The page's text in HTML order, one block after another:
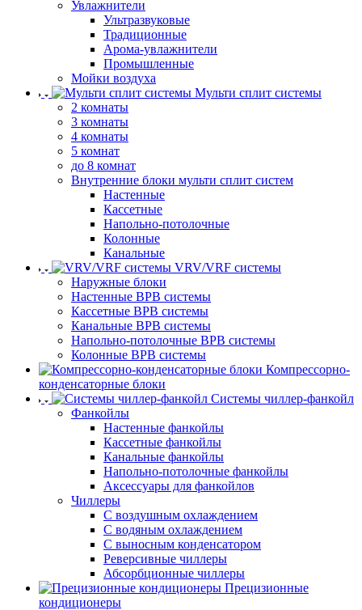
Увлажнители
Ультразвуковые
Традиционные
Арома-увлажнители
Промышленные
Мойки воздуха
Мульти сплит системы
2 комнаты
3 комнаты
4 комнаты
5 комнат
до 8 комнат
Внутренние блоки мульти сплит систем
Настенные
Кассетные
Напольно-потолочные
Колонные
Канальные
VRV/VRF системы
Наружные блоки
Настенные ВРВ системы
Кассетные ВРВ системы
Канальные ВРВ системы
Напольно-потолочные ВРВ системы
Колонные ВРВ системы
Компрессорно-
конденсаторные блоки
Системы чиллер-фанкойл
Фанкойлы
Настенные фанкойлы
Кассетные фанкойлы
Канальные фанкойлы
Напольно-потолочные фанкойлы
Аксессуары для фанкойлов
Чиллеры
С воздушным охлаждением
С водяным охлаждением
С выносным конденсатором
Реверсивные чиллеры
Абсорбционные чиллеры
Прецизионные
кондиционеры